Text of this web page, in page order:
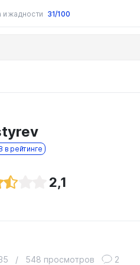
и жадности 31/100
в рейтинге
2,1
/ 548 просмотров 2